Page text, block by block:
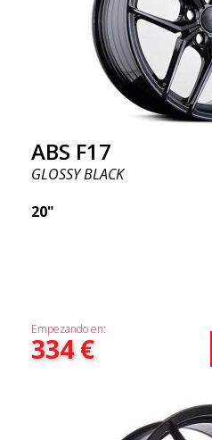
ABS F17
GLOSSY BLACK
20"
Empezando en:
334€